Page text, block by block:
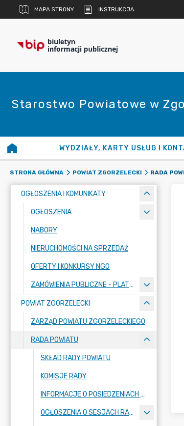
MAPA STRONY INSTRUKCJA
biuletyn
informacji publicznej
Starostwo Powiatowe w
WYDZIAŁY, KARTY USŁUG I
STRONA GŁÓWNA POWIAT ZGORZELECKI RADA
OGŁOSZENIA I KOMUNIKATY
OGŁOSZENIA
NABORY
NIERUCHOMOŚCI NA SPRZEDAŻ
OFERTY I KONKURSY NGO
ZAMÓWIENIA PUBLICZNE - PLATFORMA ZAKUPOWA
POWIAT ZGORZELECKI
ZARZĄD POWIATU ZGORZELECKIEGO
RADA POWIATU
SKŁAD RADY POWIATU
KOMISJE RADY
INFORMACJE O POSIEDZENIACH KOMISJI
OGŁOSZENIA O SESJACH RADY POWIATU